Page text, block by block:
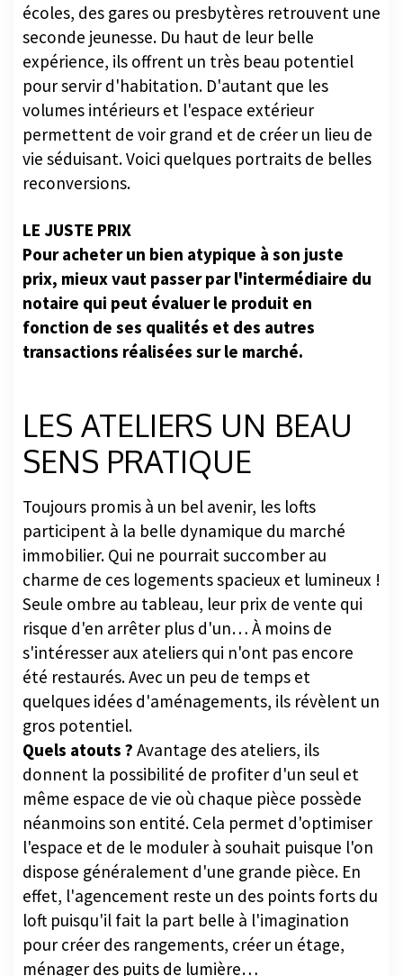
écoles, des gares ou presbytères retrouvent une
seconde jeunesse. Du haut de leur belle
expérience, ils offrent un très beau potentiel
pour servir d'habitation. D'autant que les
volumes intérieurs et l'espace extérieur
permettent de voir grand et de créer un lieu de
vie séduisant. Voici quelques portraits de belles
reconversions.
LE JUSTE PRIX
Pour acheter un bien atypique à son juste
prix, mieux vaut passer par l'intermédiaire du
notaire qui peut évaluer le produit en
fonction de ses qualités et des autres
transactions réalisées sur le marché.
LES ATELIERS UN BEAU
SENS PRATIQUE
Toujours promis à un bel avenir, les lofts
participent à la belle dynamique du marché
immobilier. Qui ne pourrait succomber au
charme de ces logements spacieux et lumineux !
Seule ombre au tableau, leur prix de vente qui
risque d'en arrêter plus d'un… À moins de
s'intéresser aux ateliers qui n'ont pas encore
été restaurés. Avec un peu de temps et
quelques idées d'aménagements, ils révèlent un
gros potentiel.
Quels atouts ? Avantage des ateliers, ils
donnent la possibilité de profiter d'un seul et
même espace de vie où chaque pièce possède
néanmoins son entité. Cela permet d'optimiser
l'espace et de le moduler à souhait puisque l'on
dispose généralement d'une grande pièce. En
effet, l'agencement reste un des points forts du
loft puisqu'il fait la part belle à l'imagination
pour créer des rangements, créer un étage,
ménager des puits de lumière…